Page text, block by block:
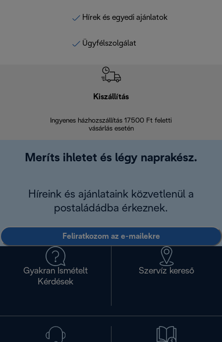
Hírek és egyedi ajánlatok
Ügyfélszolgálat
Kiszállítás
Ingyenes házhozszállítás 17500 Ft feletti
vásárlás esetén
Meríts ihletet és légy naprakész.
Híreink és ajánlataink közvetlenül a
postaládádba érkeznek.
Feliratkozom az e-mailekre
Gyakran Ismételt
Kérdések
Szervíz kereső